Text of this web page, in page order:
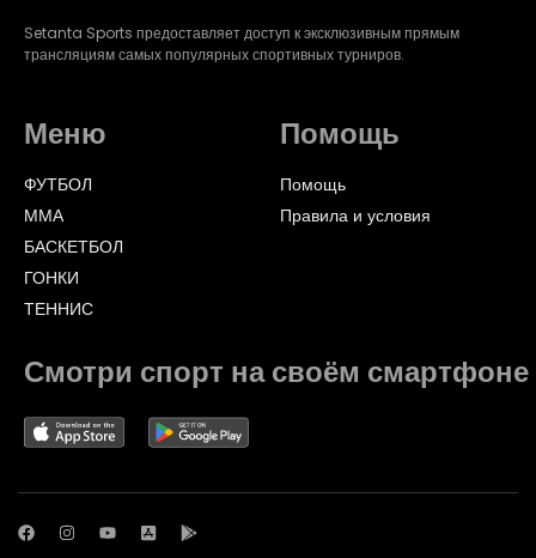
Setanta Sports предоставляет доступ к эксклюзивным прямым
трансляциям самых популярных спортивных турниров.
Меню
ФУТБОЛ
ММА
БАСКЕТБОЛ
ГОНКИ
ТЕННИС
Помощь
Помощь
Правила и условия
Смотри спорт на своём смартфоне